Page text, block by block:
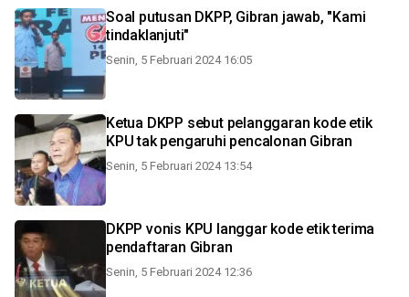
Soal putusan DKPP, Gibran jawab, "Kami
tindaklanjuti"
Senin, 5 Februari 2024 16:05
Ketua DKPP sebut pelanggaran kode etik
KPU tak pengaruhi pencalonan Gibran
Senin, 5 Februari 2024 13:54
DKPP vonis KPU langgar kode etik terima
pendaftaran Gibran
Senin, 5 Februari 2024 12:36